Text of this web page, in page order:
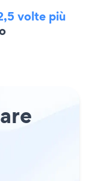
volte più